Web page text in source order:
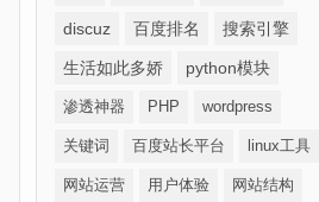
discuz 百度排名 搜索引擎
生活如此多娇 python模块
渗透神器 PHP wordpress
关键词 百度站长平台 linux工具
网站运营 用户体验 网站结构